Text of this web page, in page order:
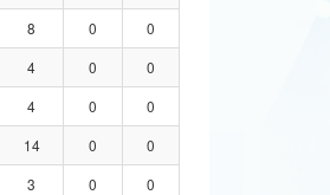
8 0
0
4 0
0
4 0
0
14 0
0
3 0
0